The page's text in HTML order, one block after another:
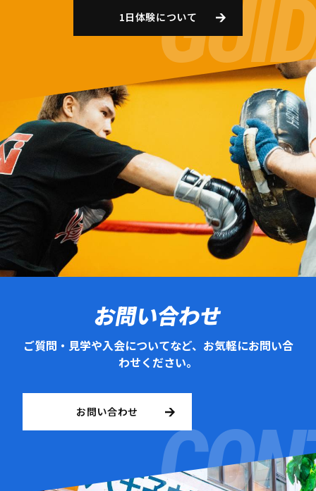
1日体験について
お問い合わせ
ご質問・見学や入会についてなど、お気軽にお問い合
わせください。
お問い合わせ